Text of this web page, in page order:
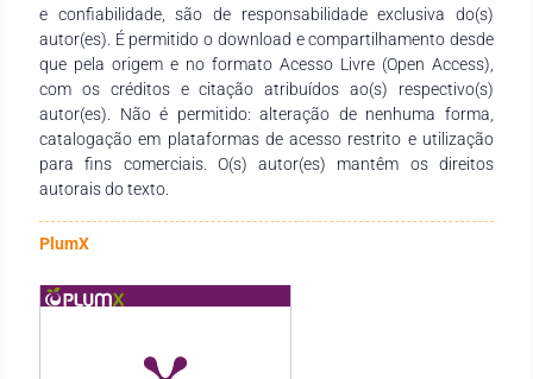
e confiabilidade, são de responsabilidade exclusiva do(s)
autor(es). É permitido o download e compartilhamento desde
que pela origem e no formato Acesso Livre (Open Access),
com os créditos e citação atribuídos ao(s) respectivo(s)
autor(es). Não é permitido: alteração de nenhuma forma,
catalogação em plataformas de acesso restrito e utilização
para fins comerciais. O(s) autor(es) mantêm os direitos
autorais do texto.
PlumX